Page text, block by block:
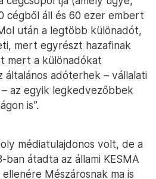
cégből áll és 60 ezer embert
után a legtöbb különadót,
mert egyrészt hazafinak
mert a különadókat
általános adóterhek – vállalati
az egyik legkedvezőbbek
is”.
médiatulajdonos volt, de a
ban átadta az állami KESMA
Mészárosnak ma is